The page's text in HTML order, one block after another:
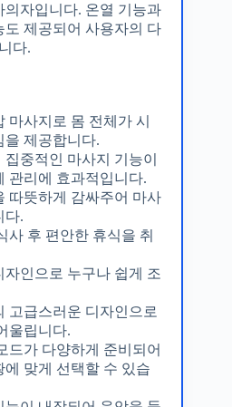
의자입니다. 온열 기능과
도 제공되어 사용자의 다
다.
마사지로 몸 전체가 시
을 제공합니다.
중적인 마사지 기능이
관리에 효과적입니다.
따뜻하게 감싸주어 마사
다.
사 후 편안한 휴식을 취
자인으로 누구나 쉽게 조
고급스러운 디자인으로
울립니다.
드가 다양하게 준비되어
맞게 선택할 수 있습